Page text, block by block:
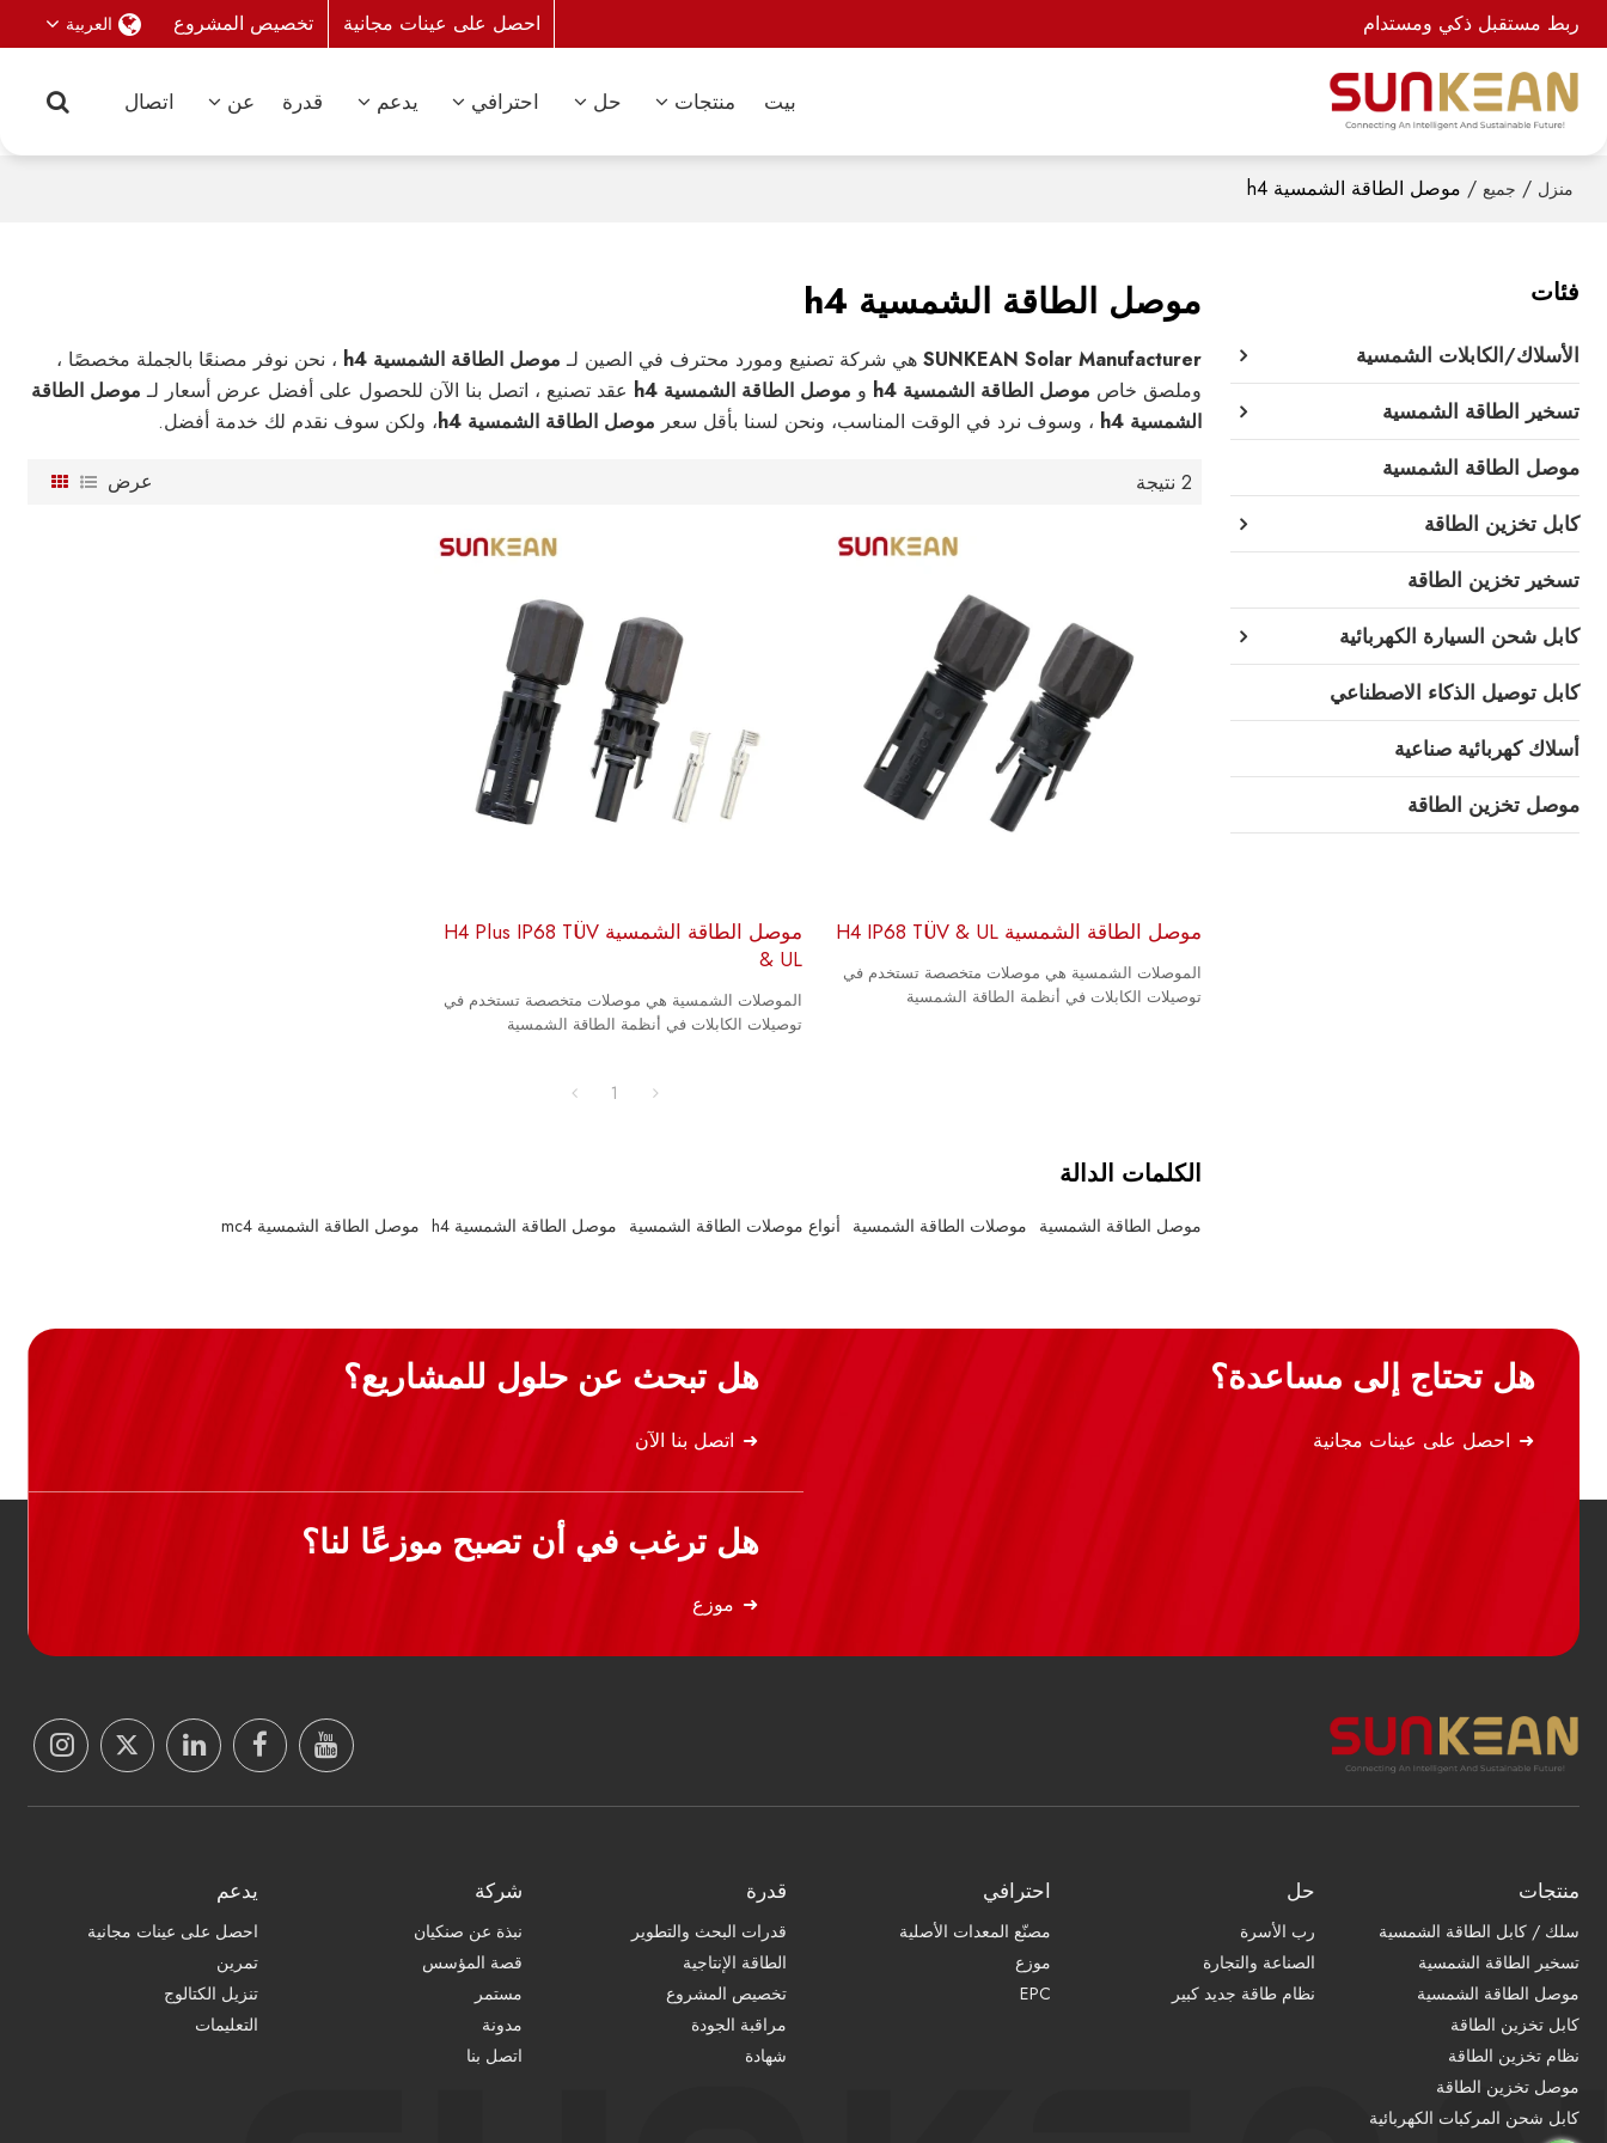
ربط مستقبل ذكي ومستدام احصل على عينات مجانية تخصيص المشروع العربية
بيت منتجات حل احترافي يدعم قدرة عن اتصال
منزل / جميع / موصل الطاقة الشمسية h4
موصل الطاقة الشمسية h4
SUNKEAN Solar Manufacturerهي شركة تصنيع ومورد محترف في الصين لـ موصل الطاقة الشمسية h4
، نحن نوفر مصنعًا بالجملة مخصصًا ،
وملصق خاص موصل الطاقة الشمسية h4 و موصل الطاقة الشمسية h4 عقد تصنيع ، اتصل بنا الآن للحصول على أفضل عرض أسعار لـ موصل الطاقة
الشمسية h4
، وسوف نرد في الوقت المناسب، ونحن لسنا بأقل سعر موصل الطاقة الشمسية h4 ، ولكن سوف نقدم لك خدمة أفضل.
2 نتيجة عرض
موصل الطاقة الشمسية H4 IP68 TÜV & UL
الموصلات الشمسية هي موصلات متخصصة تستخدم في
توصيلات الكابلات في أنظمة الطاقة الشمسية
موصل الطاقة الشمسية H4 Plus IP68 TÜV
& UL
الموصلات الشمسية هي موصلات متخصصة تستخدم في
توصيلات الكابلات في أنظمة الطاقة الشمسية
1
الكلمات الدالة
موصل الطاقة الشمسية موصلات الطاقة الشمسية أنواع موصلات الطاقة الشمسية موصل الطاقة الشمسية h4 موصل الطاقة الشمسية mc4
فئات
الأسلاك/الكابلات الشمسية
تسخير الطاقة الشمسية
موصل الطاقة الشمسية
كابل تخزين الطاقة
تسخير تخزين الطاقة
كابل شحن السيارة الكهربائية
كابل توصيل الذكاء الاصطناعي
أسلاك كهربائية صناعية
موصل تخزين الطاقة
هل تحتاج إلى مساعدة؟
احصل على عينات مجانية
هل تبحث عن حلول للمشاريع؟
اتصل بنا الآن
هل ترغب في أن تصبح موزعًا لنا؟
موزع
منتجات
سلك / كابل الطاقة الشمسية
تسخير الطاقة الشمسية
موصل الطاقة الشمسية
كابل تخزين الطاقة
نظام تخزين الطاقة
موصل تخزين الطاقة
كابل شحن المركبات الكهربائية
حل
رب الأسرة
الصناعة والتجارة
نظام طاقة جديد كبير
احترافي
مصنّع المعدات الأصلية
موزع
EPC
قدرة
قدرات البحث والتطوير
الطاقة الإنتاجية
تخصيص المشروع
مراقبة الجودة
شهادة
شركة
نبذة عن صنكيان
قصة المؤسس
مستمر
مدونة
اتصل بنا
يدعم
احصل على عينات مجانية
تمرين
تنزيل الكتالوج
التعليمات